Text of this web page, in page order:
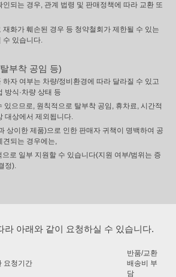
되는 경우, 관계 법령 및 판매정책에 따라 교환 또
화가 훼손된 경우 등 청약철회가 제한될 수 있는
수 있습니다.
부착 공임 등)
자 여부는 차량/정비환경에 따라 달라질 수 있고
방식·차량 상태 등
으므로, 원칙적으로 탈부착 공임, 휴차료, 시간적
대상에서 제외됩니다.
상이한 제품)으로 인한 판매자 귀책이 명백하여 공
견되는 경우에는,
로 일부 지원할 수 있습니다(지원 여부/범위는 증
정).
라 아래와 같이 요청하실 수 있습니다.
요청기간
반품/교환
배송비 부
담